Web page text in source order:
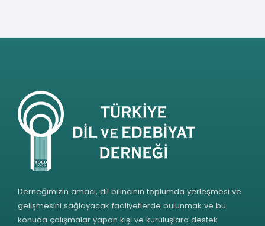
Derneğimizin amacı, dil bilincinin toplumda yerleşmesi ve
gelişmesini sağlayacak faaliyetlerde bulunmak ve bu
konuda çalışmalar yapan kişi ve kuruluşlara destek